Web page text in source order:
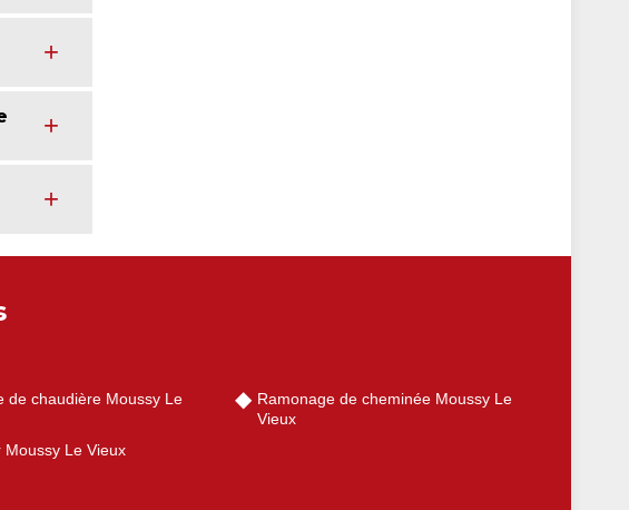
de chaudière Moussy Le
Moussy Le Vieux
Ramonage de cheminée Moussy Le
Vieux